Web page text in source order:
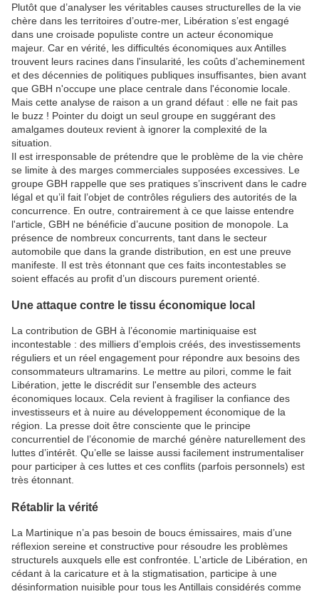
Plutôt que d’analyser les véritables causes structurelles de la vie
chère dans les territoires d’outre-mer, Libération s’est engagé
dans une croisade populiste contre un acteur économique
majeur. Car en vérité, les difficultés économiques aux Antilles
trouvent leurs racines dans l'insularité, les coûts d’acheminement
et des décennies de politiques publiques insuffisantes, bien avant
que GBH n'occupe une place centrale dans l'économie locale.
Mais cette analyse de raison a un grand défaut : elle ne fait pas
le buzz ! Pointer du doigt un seul groupe en suggérant des
amalgames douteux revient à ignorer la complexité de la
situation.
Il est irresponsable de prétendre que le problème de la vie chère
se limite à des marges commerciales supposées excessives. Le
groupe GBH rappelle que ses pratiques s’inscrivent dans le cadre
légal et qu’il fait l’objet de contrôles réguliers des autorités de la
concurrence. En outre, contrairement à ce que laisse entendre
l'article, GBH ne bénéficie d’aucune position de monopole. La
présence de nombreux concurrents, tant dans le secteur
automobile que dans la grande distribution, en est une preuve
manifeste. Il est très étonnant que ces faits incontestables se
soient effacés au profit d’un discours purement orienté.
Une attaque contre le tissu économique local
La contribution de GBH à l’économie martiniquaise est
incontestable : des milliers d’emplois créés, des investissements
réguliers et un réel engagement pour répondre aux besoins des
consommateurs ultramarins. Le mettre au pilori, comme le fait
Libération, jette le discrédit sur l'ensemble des acteurs
économiques locaux. Cela revient à fragiliser la confiance des
investisseurs et à nuire au développement économique de la
région. La presse doit être consciente que le principe
concurrentiel de l’économie de marché génère naturellement des
luttes d’intérêt. Qu’elle se laisse aussi facilement instrumentaliser
pour participer à ces luttes et ces conflits (parfois personnels) est
très étonnant.
Rétablir la vérité
La Martinique n’a pas besoin de boucs émissaires, mais d’une
réflexion sereine et constructive pour résoudre les problèmes
structurels auxquels elle est confrontée. L'article de Libération, en
cédant à la caricature et à la stigmatisation, participe à une
désinformation nuisible pour tous les Antillais considérés comme